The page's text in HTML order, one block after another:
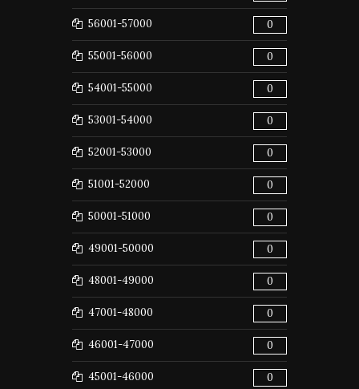
56001-57000 0
55001-56000 0
54001-55000 0
53001-54000 0
52001-53000 0
51001-52000 0
50001-51000 0
49001-50000 0
48001-49000 0
47001-48000 0
46001-47000 0
45001-46000 0